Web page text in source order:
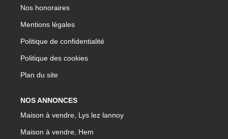
Nos honoraires
Mentions légales
Politique de confidentialité
Politique des cookies
Plan du site
NOS ANNONCES
Maison à vendre, Lys lez lannoy
Maison à vendre, Hem